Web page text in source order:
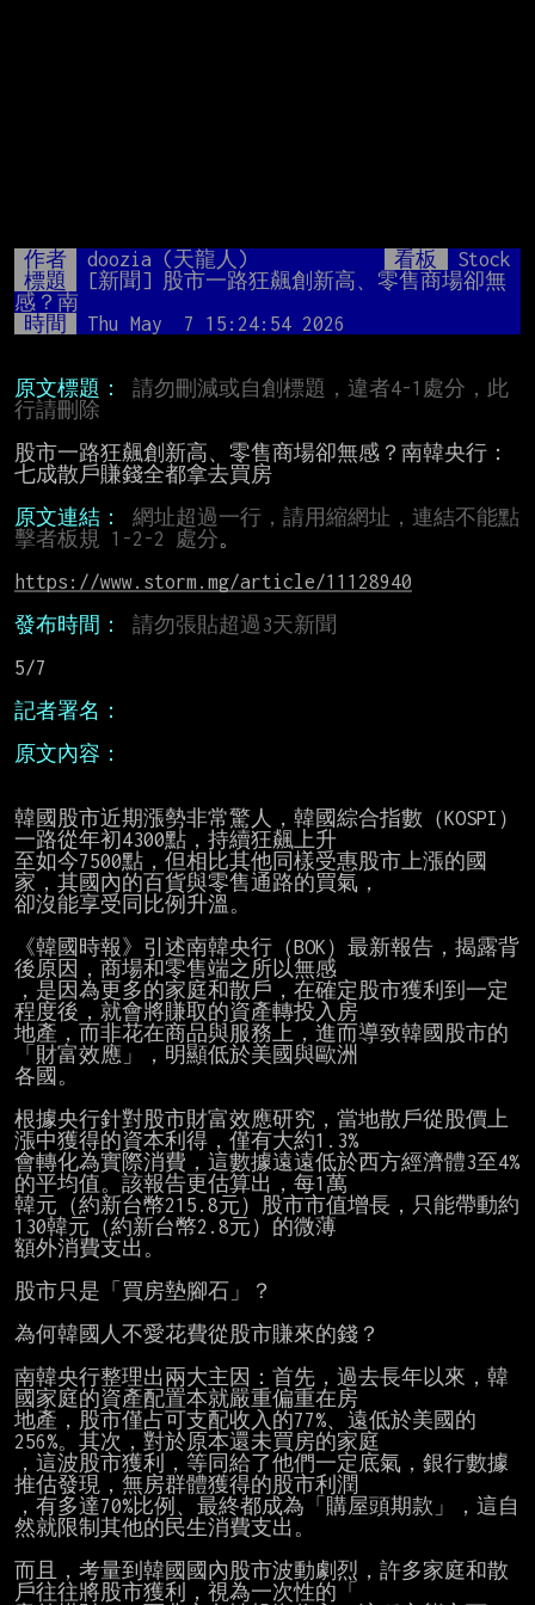
作者 doozia (天龍人) 看板
Stock
標題
[新聞] 股市一路狂飆創新高、零售商場卻無
感？南
時間
Thu May  7 15:24:54 2026
原文標題：
請勿刪減或自創標題，違者4-1處分，此
行請刪除
股市一路狂飆創新高、零售商場卻無感？南韓央行：
七成散戶賺錢全都拿去買房
原文連結：
網址超過一行，請用縮網址，連結不能點
擊者板規 1-2-2 處分。
https://www.storm.mg/article/11128940
發布時間：
請勿張貼超過3天新聞
5/7
記者署名：
原文內容：
韓國股市近期漲勢非常驚人，韓國綜合指數（KOSPI）
一路從年初4300點，持續狂飆上升
至如今7500點，但相比其他同樣受惠股市上漲的國
家，其國內的百貨與零售通路的買氣，
卻沒能享受同比例升溫。
《韓國時報》引述南韓央行（BOK）最新報告，揭露背
後原因，商場和零售端之所以無感
，是因為更多的家庭和散戶，在確定股市獲利到一定
程度後，就會將賺取的資產轉投入房
地產，而非花在商品與服務上，進而導致韓國股市的
「財富效應」，明顯低於美國與歐洲
各國。
根據央行針對股市財富效應研究，當地散戶從股價上
漲中獲得的資本利得，僅有大約1.3%
會轉化為實際消費，這數據遠遠低於西方經濟體3至4%
的平均值。該報告更估算出，每1萬
韓元（約新台幣215.8元）股市市值增長，只能帶動約
130韓元（約新台幣2.8元）的微薄
額外消費支出。
股市只是「買房墊腳石」？
為何韓國人不愛花費從股市賺來的錢？
南韓央行整理出兩大主因：首先，過去長年以來，韓
國家庭的資產配置本就嚴重偏重在房
地產，股市僅占可支配收入的77%、遠低於美國的
256%。其次，對於原本還未買房的家庭
，這波股市獲利，等同給了他們一定底氣，銀行數據
推估發現，無房群體獲得的股市利潤
，有多達70%比例、最終都成為「購屋頭期款」，這自
然就限制其他的民生消費支出。
而且，考量到韓國國內股市波動劇烈，許多家庭和散
戶往往將股市獲利，視為一次性的「